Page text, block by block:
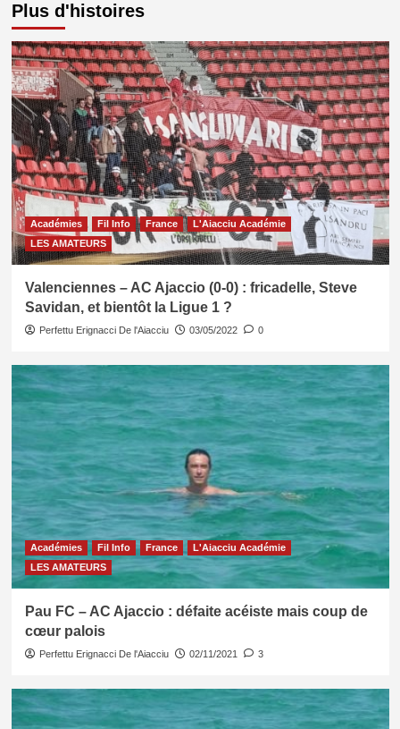
Plus d'histoires
Académies Fil Info France
L'Aiacciu Académie
LES AMATEURS
Valenciennes – AC Ajaccio (0-0) : fricadelle, Steve
Savidan, et bientôt la Ligue 1 ?
Perfettu Erignacci De l'Aiacciu 03/05/2022 0
Académies Fil Info France
L'Aiacciu Académie
LES AMATEURS
Pau FC – AC Ajaccio : défaite acéiste mais coup de
cœur palois
Perfettu Erignacci De l'Aiacciu 02/11/2021 3